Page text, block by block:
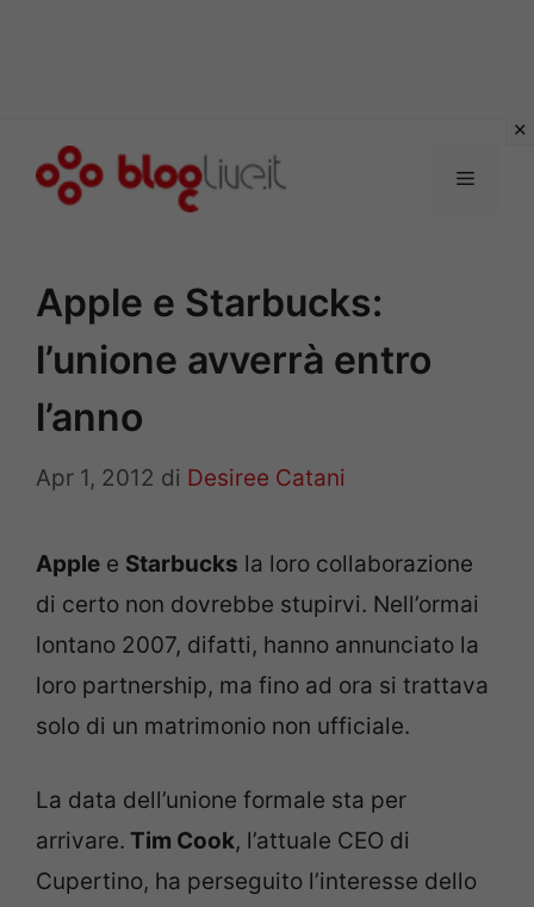
Menu
Apple e Starbucks:
l’unione avverrà entro
l’anno
Apr 1, 2012 di Desiree Catani
Apple e Starbucks la loro collaborazione
di certo non dovrebbe stupirvi. Nell’ormai
lontano 2007, difatti, hanno annunciato la
loro partnership, ma fino ad ora si trattava
solo di un matrimonio non ufficiale.
La data dell’unione formale sta per
arrivare. Tim Cook, l’attuale CEO di
Cupertino, ha perseguito l’interesse dello